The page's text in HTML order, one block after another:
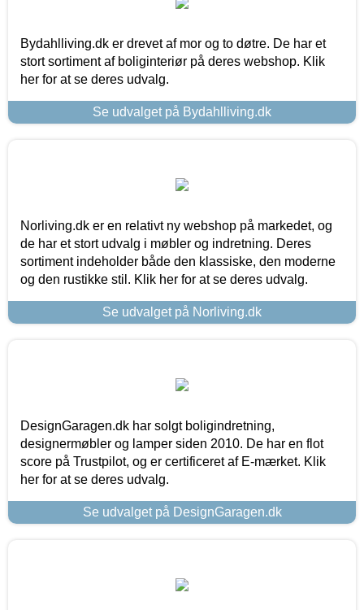
Bydahlliving.dk er drevet af mor og to døtre. De har et
stort sortiment af boliginteriør på deres webshop. Klik
her for at se deres udvalg.
Se udvalget på Bydahlliving.dk
Norliving.dk er en relativt ny webshop på markedet, og
de har et stort udvalg i møbler og indretning. Deres
sortiment indeholder både den klassiske, den moderne
og den rustikke stil. Klik her for at se deres udvalg.
Se udvalget på Norliving.dk
DesignGaragen.dk har solgt boligindretning,
designermøbler og lamper siden 2010. De har en flot
score på Trustpilot, og er certificeret af E-mærket. Klik
her for at se deres udvalg.
Se udvalget på DesignGaragen.dk